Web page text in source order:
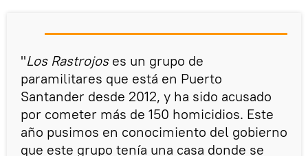
"Los Rastrojoses un grupo de
paramilitares que está en Puerto
Santander desde 2012, y ha sido acusado
por cometer más de 150 homicidios. Este
año pusimos en conocimiento del gobierno
que este grupo tenía una casa donde se